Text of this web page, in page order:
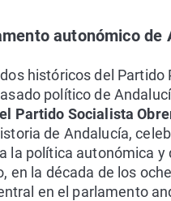
autonómico de
históricos del
político de
Partido Socialista
de Andalucía,
la política autonómica
en la década de los
en el parlamento